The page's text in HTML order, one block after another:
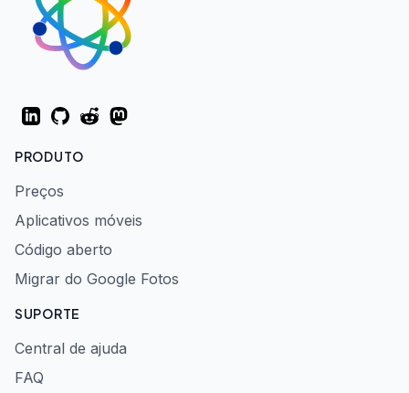
LinkedInGitHubRedditMastodon
PRODUTO
Preços
Aplicativos móveis
Código aberto
Migrar do Google Fotos
SUPORTE
Central de ajuda
FAQ